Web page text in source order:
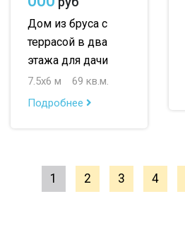
Дом из бруса с
террасой в два
этажа для дачи
7.5х6 м
69 кв.м.
Подробнее
1 2 3 4